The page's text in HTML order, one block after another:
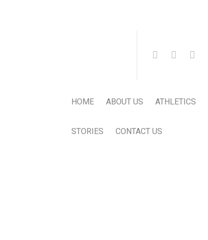
HOME ABOUT US ATHLETICS
STORIES CONTACT US